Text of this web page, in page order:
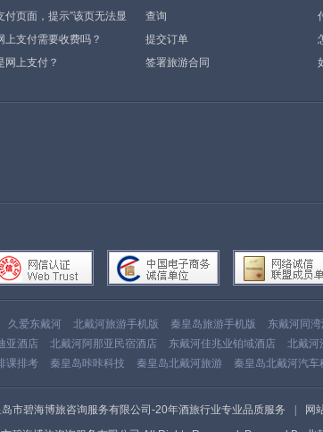
付页面，提示”该页无法显
白页，可能是什么原因？
上支付需要收费吗？
网上支付？
查询
提交订单
签署旅游合同
久爱东戴河 北戴河旅游手机版 秦皇岛旅游手机版 东戴河同
亚酒店 北戴河阿那亚民宿酒店 东戴河佳兆业铂域酒店 北戴河
课排考 秦皇岛咔咔科技 秦皇岛北戴河旅游 秦皇岛北戴河汽车
市碧海博旅咨询服务有限公司-20年酒旅行业专业品质服务
网